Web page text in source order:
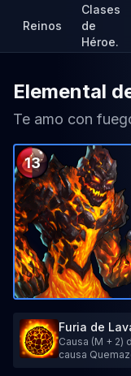
Reinos
Clases
de
Héroe.
Elemental
Te amo con
13
Furia de
Causa (M + 2)
causa